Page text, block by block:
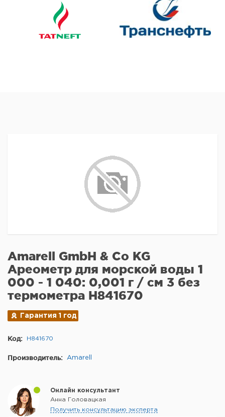
Amarell GmbH & Co KG
Ареометр для морской воды 1
000 - 1 040: 0,001 г / см 3 без
термометра H841670
Гарантия 1 год
Код: H841670
Производитель: Amarell
Онлайн консультант
Анна Головацкая
Получить консультацию эксперта